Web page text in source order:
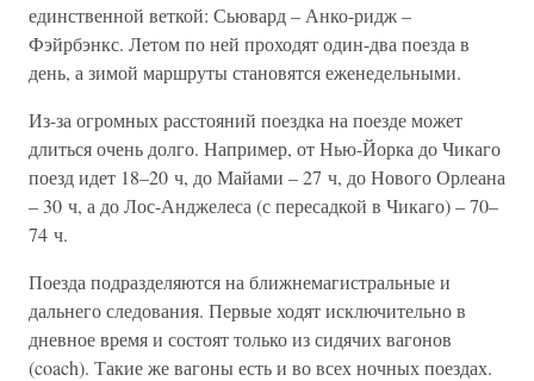
единственной веткой: Сьювард – Анко-ридж –
Фэйрбэнкс. Летом по ней проходят один-два поезда в
день, а зимой маршруты становятся еженедельными.
Из-за огромных расстояний поездка на поезде может
длиться очень долго. Например, от Нью-Йорка до Чикаго
поезд идет 18–20 ч, до Майами – 27 ч, до Нового Орлеана
– 30 ч, а до Лос-Анджелеса (с пересадкой в Чикаго) – 70–
74 ч.
Поезда подразделяются на ближнемагистральные и
дальнего следования. Первые ходят исключительно в
дневное время и состоят только из сидячих вагонов
(coach). Такие же вагоны есть и во всех ночных поездах.